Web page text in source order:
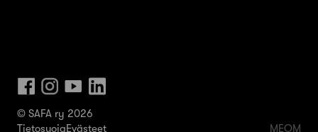
© SAFA ry 2026
TietosuojaEvästeet MEOM